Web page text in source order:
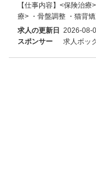
【仕事内容】<保険治
療> ・骨盤調整 ・猫背
求人の更新日 2026-08-
スポンサー
求人ボッ